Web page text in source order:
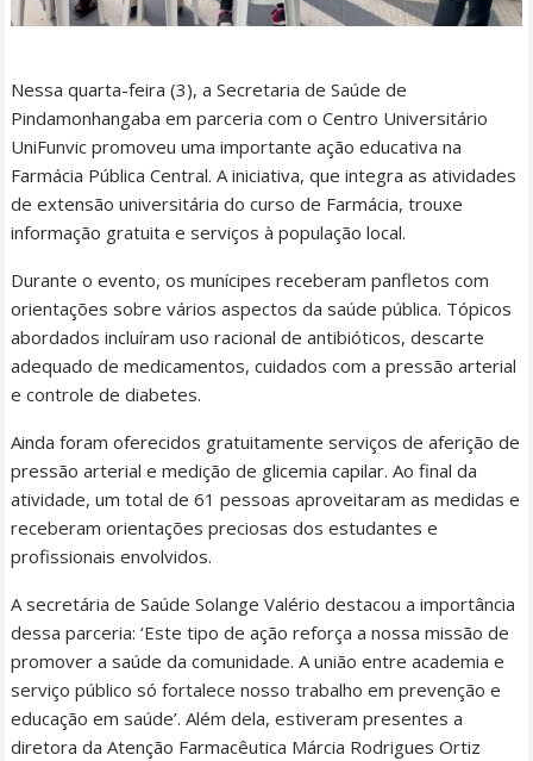
Nessa quarta-feira (3), a Secretaria de Saúde de
Pindamonhangaba em parceria com o Centro Universitário
UniFunvic promoveu uma importante ação educativa na
Farmácia Pública Central. A iniciativa, que integra as atividades
de extensão universitária do curso de Farmácia, trouxe
informação gratuita e serviços à população local.
Durante o evento, os munícipes receberam panfletos com
orientações sobre vários aspectos da saúde pública. Tópicos
abordados incluíram uso racional de antibióticos, descarte
adequado de medicamentos, cuidados com a pressão arterial
e controle de diabetes.
Ainda foram oferecidos gratuitamente serviços de aferição de
pressão arterial e medição de glicemia capilar. Ao final da
atividade, um total de 61 pessoas aproveitaram as medidas e
receberam orientações preciosas dos estudantes e
profissionais envolvidos.
A secretária de Saúde Solange Valério destacou a importância
dessa parceria: ‘Este tipo de ação reforça a nossa missão de
promover a saúde da comunidade. A união entre academia e
serviço público só fortalece nosso trabalho em prevenção e
educação em saúde’. Além dela, estiveram presentes a
diretora da Atenção Farmacêutica Márcia Rodrigues Ortiz